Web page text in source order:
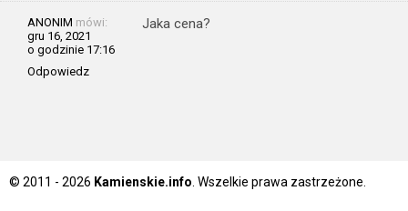
ANONIM mówi:
gru 16, 2021
o godzinie 17:16
Odpowiedz
Jaka cena?
© 2011 - 2026 Kamienskie.info . Wszelkie prawa zastrzeżone.